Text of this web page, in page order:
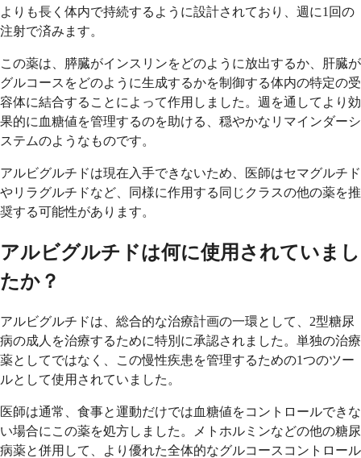
よりも長く体内で持続するように設計されており、週に1回の
注射で済みます。
この薬は、膵臓がインスリンをどのように放出するか、肝臓が
グルコースをどのように生成するかを制御する体内の特定の受
容体に結合することによって作用しました。週を通してより効
果的に血糖値を管理するのを助ける、穏やかなリマインダーシ
ステムのようなものです。
アルビグルチドは現在入手できないため、医師はセマグルチド
やリラグルチドなど、同様に作用する同じクラスの他の薬を推
奨する可能性があります。
アルビグルチドは何に使用されていまし
たか？
アルビグルチドは、総合的な治療計画の一環として、2型糖尿
病の成人を治療するために特別に承認されました。単独の治療
薬としてではなく、この慢性疾患を管理するための1つのツー
ルとして使用されていました。
医師は通常、食事と運動だけでは血糖値をコントロールできな
い場合にこの薬を処方しました。メトホルミンなどの他の糖尿
病薬と併用して、より優れた全体的なグルコースコントロール